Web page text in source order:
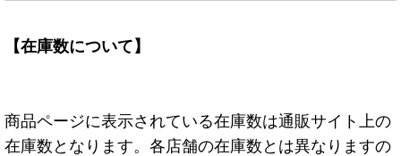
【在庫数について】
商品ページに表示されている在庫数は通販サイト上の
在庫数となります。各店舗の在庫数とは異なりますの